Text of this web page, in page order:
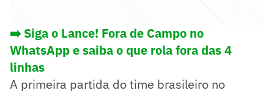
➡️ Siga o Lance! Fora de Campo no
WhatsApp e saiba o que rola fora das 4
linhas
A primeira partida do time brasileiro no